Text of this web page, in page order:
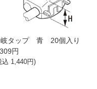
岐タップ 青 20個入り
円
込 1,440円)